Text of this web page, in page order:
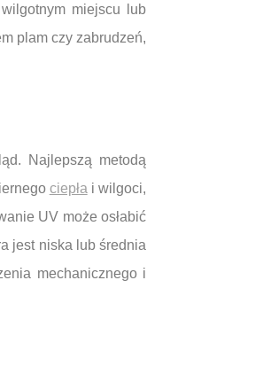
miejscu lub
plam czy zabrudzeń,
Najlepszą metodą
ciepła i wilgoci,
UV może osłabić
jest niska lub średnia
mechanicznego i